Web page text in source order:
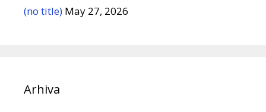
(no title) May 27, 2026
Arhiva